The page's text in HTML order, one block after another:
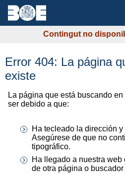
Contingut no
Error 404: La página
existe
La página que está buscando en
ser debido a que:
Ha tecleado la dirección
Asegúrese de que no
tipográfico.
Ha llegado a nuestra
de otra página o buscador